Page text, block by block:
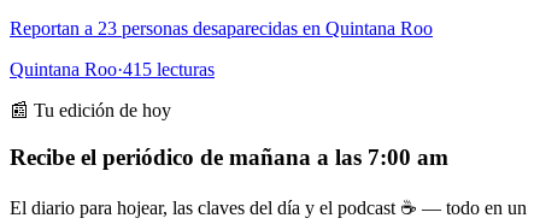
Reportan a 23 personas desaparecidas en Quintana Roo
Quintana Roo·415 lecturas
📰 Tu edición de hoy
Recibe el periódico de mañana a las 7:00 am
El diario para hojear, las claves del día y el podcast ☕ — todo en un